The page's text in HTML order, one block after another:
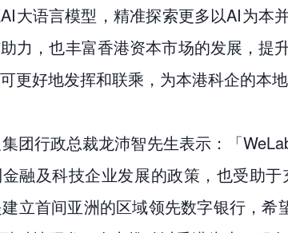
大语言模型，精准探索更多以AI为本
力，也丰富香港资本市场的发展，提
更好地发挥和联乘，为本港科企的本
团行政总裁龙沛智先生表示：「
融及科技企业发展的政策，也受助
立首间亚洲的区域领先数字银行，